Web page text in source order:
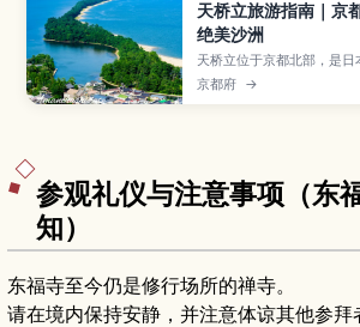
天桥立旅游指南｜京
绝美沙洲
天桥立位于京都北部，是日
盖的细长沙洲和倒映在海面
你介绍最佳观景台、骑行路
京都府 →
参观礼仪与注意事项（东
知）
东福寺至今仍是修行场所的禅寺。
请在境内保持安静，并注意体谅其他参拜